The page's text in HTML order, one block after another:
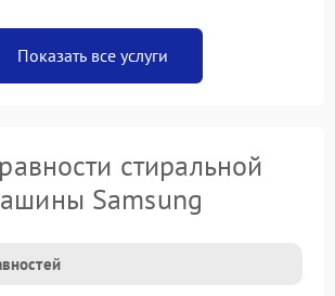
Показать все услуги
стиральной
Samsung